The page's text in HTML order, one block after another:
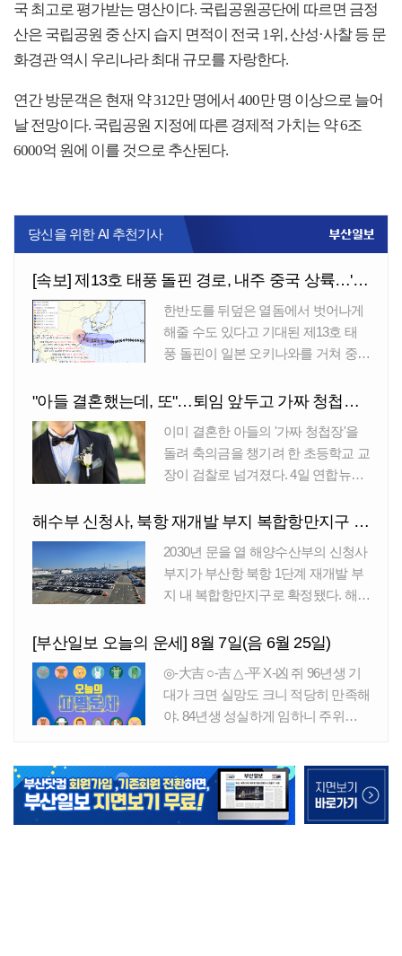
국 최고로 평가받는 명산이다. 국립공원공단에 따르면 금정
산은 국립공원 중 산지 습지 면적이 전국 1위, 산성·사찰 등 문
화경관 역시 우리나라 최대 규모를 자랑한다.
연간 방문객은 현재 약 312만 명에서 400만 명 이상으로 늘어
날 전망이다. 국립공원 지정에 따른 경제적 가치는 약 6조
6000억 원에 이를 것으로 추산된다.